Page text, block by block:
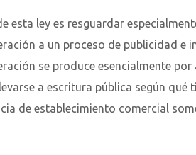
esta ley es resguardar
a un proceso de publicidad e
se produce esencialmente
a escritura pública según
de establecimiento comercial